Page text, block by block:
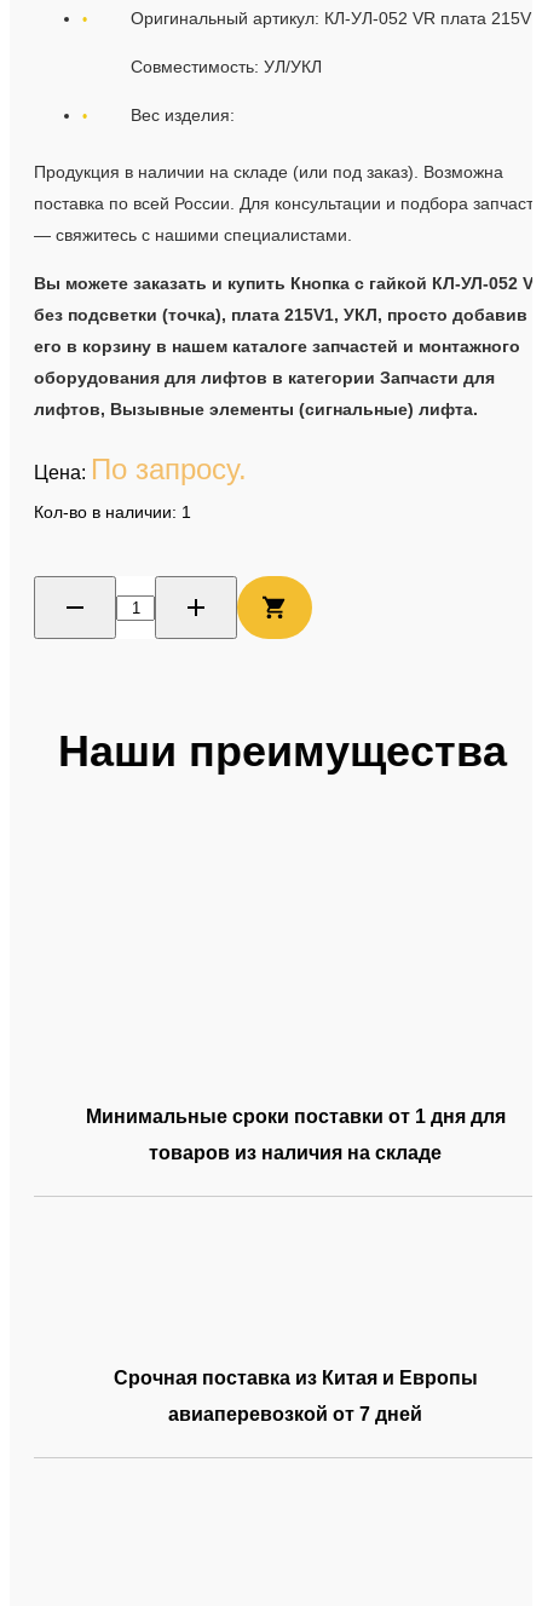
Оригинальный артикул: КЛ-УЛ-052 VR плата 215V1
Совместимость: УЛ/УКЛ
Вес изделия:
Продукция в наличии на складе (или под заказ). Возможна
поставка по всей России. Для консультации и подбора
— свяжитесь с нашими специалистами.
Вы можете заказать и купить Кнопка с гайкой КЛ-УЛ-052
без подсветки (точка), плата 215V1, УКЛ, просто добавив
его в корзину в нашем каталоге запчастей и монтажного
оборудования для лифтов в категории Запчасти для
лифтов, Вызывные элементы (сигнальные) лифта.
Цена: По запросу.
Кол-во в наличии: 1
Наши преимущества
Минимальные сроки поставки от 1 дня для
товаров из наличия на складе
Срочная поставка из Китая и Европы
авиаперевозкой от 7 дней